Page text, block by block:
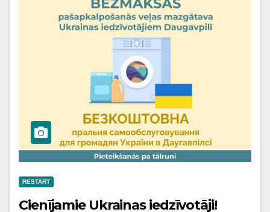
RESTART
Cienījamie Ukrainas iedzīvotāji!